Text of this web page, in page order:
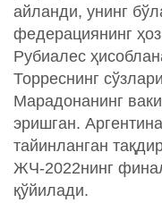
айланди, унинг
федерациянинг
Рубиалес
Торреснинг
Марадонанинг
эришган.
тайинланган
ЖЧ-2022нинг
қўйилади.